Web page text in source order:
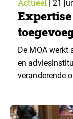
Actueel | 21
Expertise
insights
De MOA werkt
en
veranderende
en de